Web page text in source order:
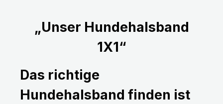
„Unser Hundehalsband
1X1“
Das richtige
Hundehalsband finden ist